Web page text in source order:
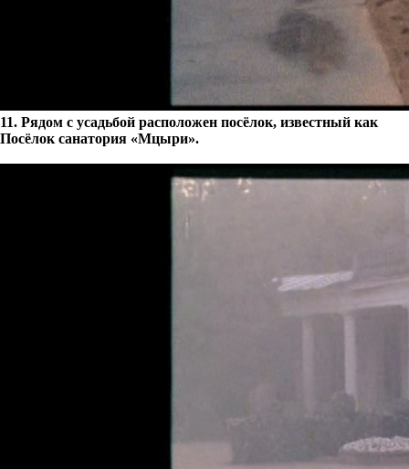
11. Рядом с усадьбой расположен посёлок, известный как
Посёлок санатория «Мцыри».